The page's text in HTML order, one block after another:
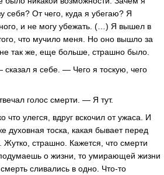
себя? От чего, куда я убегаю? Я
и не могу убежать. (…) Я вышел в
что мучило меня. Но оно вышло за
так же, еще больше, страшно было.
сказал я себе. — Чего я тоскую, чего
голос смерти. — Я тут.
улегся, вдруг вскочил от ужаса. И
духовная тоска, какая бывает перед
Жутко, страшно. Кажется, что смерти
о жизни, то умирающей жизни
сливались в одно. Что-то